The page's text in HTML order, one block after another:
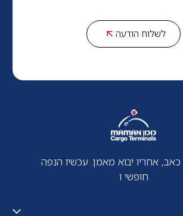
לשלוח הודעה
אחריו יבוא מאמן. עכשיו הנפה
חופשי ו